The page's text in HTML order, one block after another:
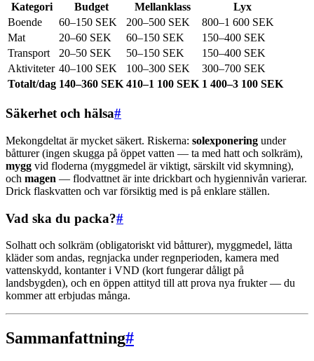
Kategori Budget Mellanklass
Lyx
Boende
60–150 SEK 200–500 SEK
800–1 600 SEK
Mat
20–60 SEK 60–150 SEK
150–400 SEK
Transport
20–50 SEK 50–150 SEK
150–400 SEK
Aktiviteter 40–100 SEK 100–300 SEK
300–700 SEK
Totalt/dag 140–360 SEK 410–1 100 SEK 1 400–3 100 SEK
Säkerhet och hälsa#
Mekongdeltat är mycket säkert. Riskerna: solexponering under
båtturer (ingen skugga på öppet vatten — ta med hatt och solkräm),
mygg vid floderna (myggmedel är viktigt, särskilt vid skymning),
och magen — flodvattnet är inte drickbart och hygiennivån varierar.
Drick flaskvatten och var försiktig med is på enklare ställen.
Vad ska du packa?#
Solhatt och solkräm (obligatoriskt vid båtturer), myggmedel, lätta
kläder som andas, regnjacka under regnperioden, kamera med
vattenskydd, kontanter i VND (kort fungerar dåligt på
landsbygden), och en öppen attityd till att prova nya frukter — du
kommer att erbjudas många.
Sammanfattning#